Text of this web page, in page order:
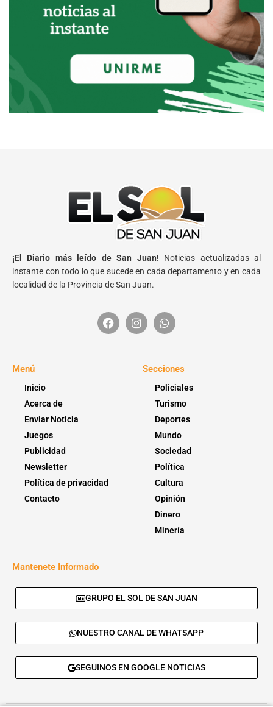
¡El Diario más leído de San Juan! Noticias actualizadas al
instante con todo lo que sucede en cada departamento y en cada
localidad de la Provincia de San Juan.
Menú
Inicio
Acerca de
Enviar Noticia
Juegos
Publicidad
Newsletter
Política de privacidad
Contacto
Secciones
Policiales
Turismo
Deportes
Mundo
Sociedad
Política
Cultura
Opinión
Dinero
Minería
Mantenete Informado
GRUPO EL SOL DE SAN JUAN
NUESTRO CANAL DE WHATSAPP
SEGUINOS EN GOOGLE NOTICIAS